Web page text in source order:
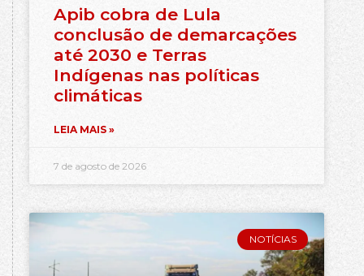
Apib cobra de Lula
conclusão de demarcações
até 2030 e Terras
Indígenas nas políticas
climáticas
LEIA MAIS »
7 de agosto de 2026
NOTÍCIAS